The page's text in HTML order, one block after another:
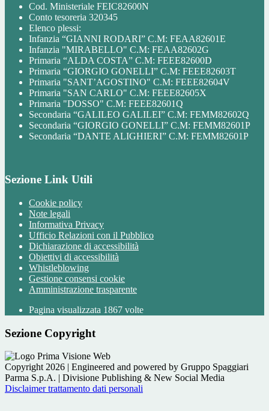
Cod. Ministeriale FEIC82600N
Conto tesoreria 320345
Elenco plessi:
Infanzia “GIANNI RODARI” C.M: FEAA82601E
Infanzia "MIRABELLO" C.M: FEAA82602G
Primaria “ALDA COSTA” C.M: FEEE82600D
Primaria “GIORGIO GONELLI” C.M: FEEE82603T
Primaria "SANT’AGOSTINO" C.M: FEEE82604V
Primaria "SAN CARLO" C.M: FEEE82605X
Primaria "DOSSO" C.M: FEEE82601Q
Secondaria “GALILEO GALILEI” C.M: FEMM82602Q
Secondaria “GIORGIO GONELLI” C.M: FEMM82601P
Secondaria “DANTE ALIGHIERI” C.M: FEMM82601P
Sezione Link Utili
Cookie policy
Note legali
Informativa Privacy
Ufficio Relazioni con il Pubblico
Dichiarazione di accessibilità
Obiettivi di accessibilità
Whistleblowing
Gestione consensi cookie
Amministrazione trasparente
Pagina visualizzata 1867 volte
Sezione Copyright
Copyright 2026 | Engineered and powered by Gruppo Spaggiari
Parma S.p.A. | Divisione Publishing & New Social Media
Disclaimer trattamento dati personali